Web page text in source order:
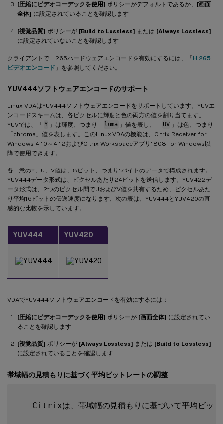
[圧縮にビデオコーデックを使用] ポリシーがデフォルトであるか、 [画面
全体] に設定されていることを確認します
[視覚品質] ポリシーが [Build to Lossless] または [Always Lossless]
に設定されていないことを確認します
クライアントでH.265ハードウェアエンコードを有効にするには、「H.265
ビデオエンコード 」を参照してください。
YUV444ソフトウェアエンコードのサポート
Linux VDAはYUV444ソフトウェアエンコードをサポートしています。YUVエ
ンコードスキームは、各ピクセルに輝度と色の両方の値を割り当てます。
YUVでは、「 Y 」は輝度、つまり「 luma 」値を表し、「 UV 」は色、つまり
「chroma」値を表します。このLinux VDAの機能は、Citrix Receiver for
Windows 4.10～4.12およびCitrix Workspaceアプリ1808 for Windows以
降で使用できます。
各一意のY、U、V値は、8ビット、つまり1バイトのデータで構成されます。
YUV444データ形式は、ピクセルあたり24ビットを送信します。YUV422デ
ータ形式は、2つのピクセル間でUおよびV値を共有するため、ピクセルあた
り平均16ビットの伝送速度になります。次の表は、YUV444とYUV420の直
感的な比較を示しています。
YUV444 YUV420
VDAでYUV444ソフトウェアエンコードを有効にするには：
[圧縮にビデオコーデックを使用] ポリシーが [画面全体] に設定されてい
ることを確認します
[視覚品質] ポリシーが [Always Lossless] または [Build to Lossless]
に設定されていることを確認します
帯域幅の見積もりに基づく平均ビットレートの調整
-
Citrixは、帯域幅の見積もりに基づいて平均ビット